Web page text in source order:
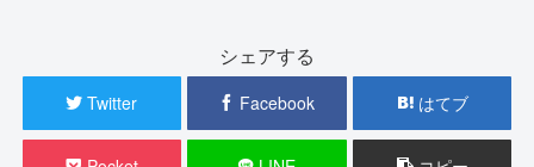
シェアする
Twitter Facebook はてブ